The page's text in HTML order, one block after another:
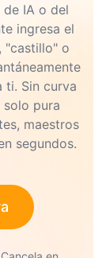
IA o del
ingresa el
"castillo" o
ti. Sin curva
solo pura
maestros
segundos.